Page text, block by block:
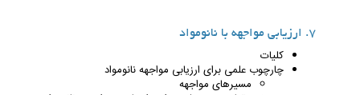
7. ارزیابی مواجهه با نانومواد
کلیات
چارچوب علمی برای ارزیابی مواجهه نانومواد
مسیرهای مواجهه